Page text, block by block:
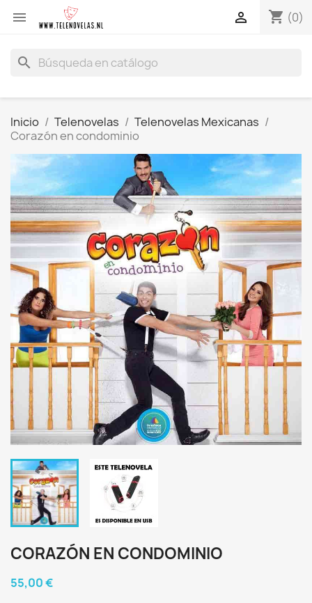
 shopping_cart (0)

search
Inicio Telenovelas
Telenovelas Mexicanas
Corazón en condominio
CORAZÓN EN CONDOMINIO
55,00 €